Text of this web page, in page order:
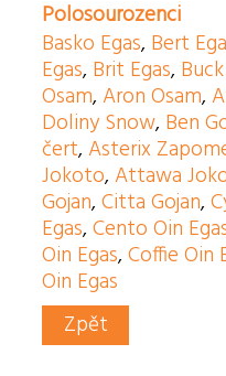
Polosourozenci
Basko Egas, Bert
Egas, Brit Egas,
Osam, Aron Osam,
Doliny Snow, Ben
čert, Asterix
Jokoto, Attawa
Gojan,Citta Gojan,
Egas,Cento Oin
Oin Egas,Coffie Oin
Oin Egas
Zpět